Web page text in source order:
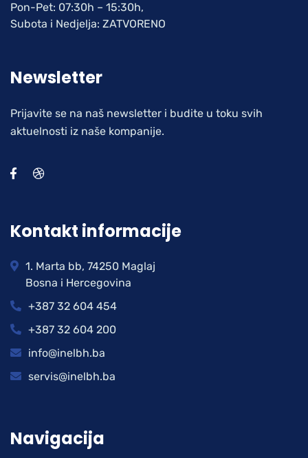
Pon-Pet: 07:30h – 15:30h,
Subota i Nedjelja: ZATVORENO
Newsletter
Prijavite se na naš newsletter i budite u toku svih
aktuelnosti iz naše kompanije.
Kontakt informacije
1. Marta bb, 74250 Maglaj
Bosna i Hercegovina
+387 32 604 454
+387 32 604 200
info@inelbh.ba
servis@inelbh.ba
Navigacija